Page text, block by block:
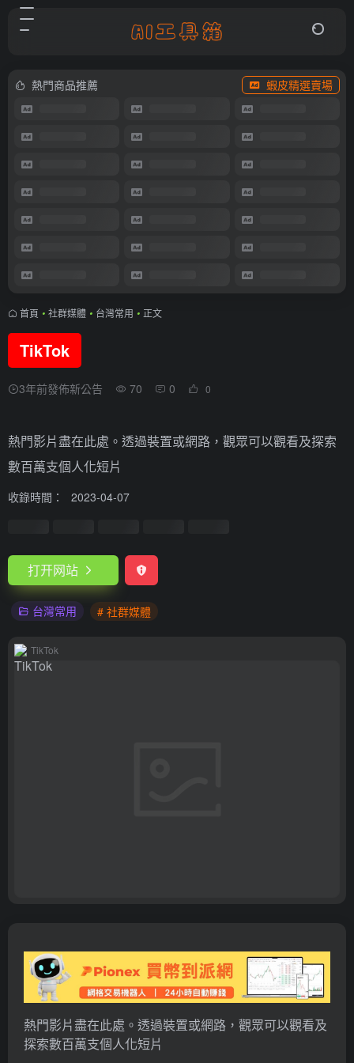
熱門商品推薦 蝦皮精選賣場
首頁 • 社群媒體 • 台灣常用 • 正文
TikTok
3年前發佈新公告 70 0 0
熱門影片盡在此處。透過裝置或網路，觀眾可以觀看及探索
數百萬支個人化短片
收錄時間： 2023-04-07
打开网站
台灣常用 # 社群媒體
TikTok
熱門影片盡在此處。透過裝置或網路，觀眾可以觀看及
探索數百萬支個人化短片